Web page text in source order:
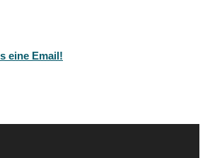
eine Email!